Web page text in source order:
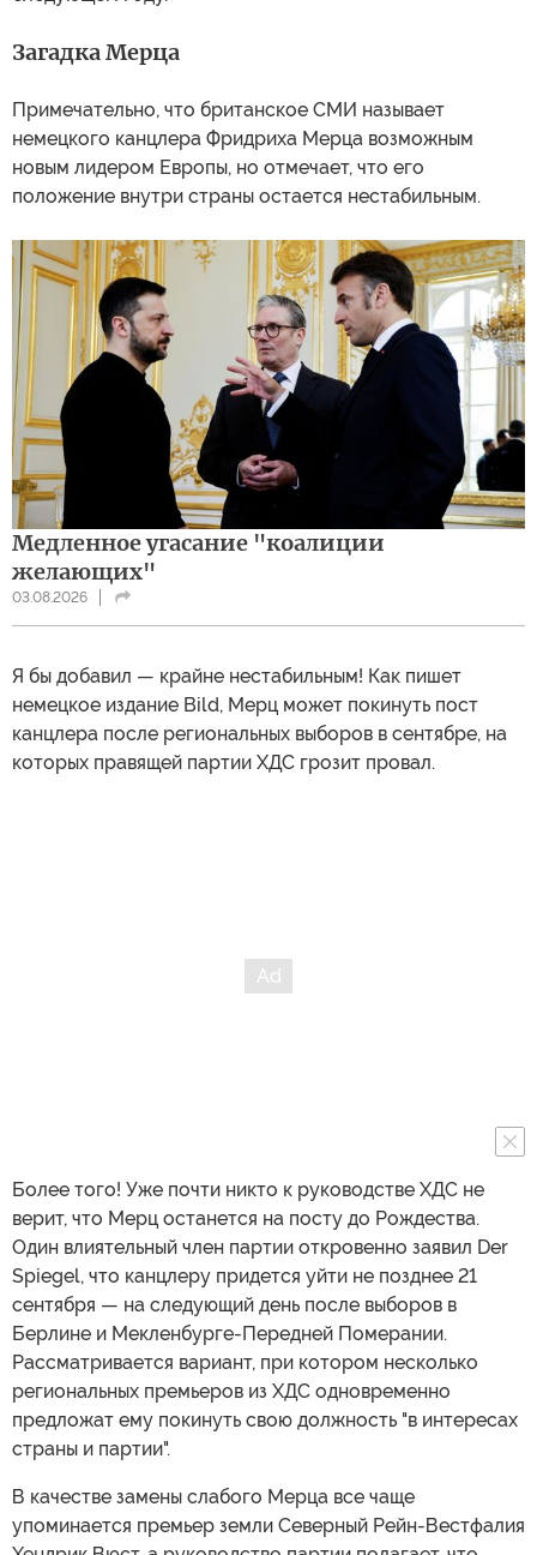
Загадка Мерца
Примечательно, что британское СМИ называет
немецкого канцлера Фридриха Мерца возможным
новым лидером Европы, но отмечает, что его
положение внутри страны остается нестабильным.
Медленное угасание "коалиции
желающих"
03.08.2026
Я бы добавил — крайне нестабильным! Как пишет
немецкое издание Bild, Мерц может покинуть пост
канцлера после региональных выборов в сентябре, на
которых правящей партии ХДС грозит провал.
Более того! Уже почти никто к руководстве ХДС не
верит, что Мерц останется на посту до Рождества.
Один влиятельный член партии откровенно заявил Der
Spiegel, что канцлеру придется уйти не позднее 21
сентября — на следующий день после выборов в
Берлине и Мекленбурге-Передней Померании.
Рассматривается вариант, при котором несколько
региональных премьеров из ХДС одновременно
предложат ему покинуть свою должность "в интересах
страны и партии".
В качестве замены слабого Мерца все чаще
упоминается премьер земли Северный Рейн-Вестфалия